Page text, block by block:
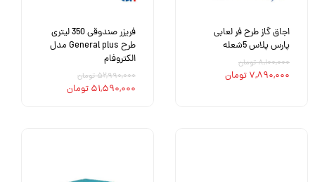
اجاق گاز طرح فر لعابی
پارس پلاس 5شعله
۸,۱۰۰,۰۰۰ تومان
۷,۸۹۰,۰۰۰ تومان
فریزر صندوقی 350 لیتری
طرح General plus مدل
الکتروفام
۵۲,۹۹۰,۰۰۰ تومان
۵۱,۵۹۰,۰۰۰ تومان